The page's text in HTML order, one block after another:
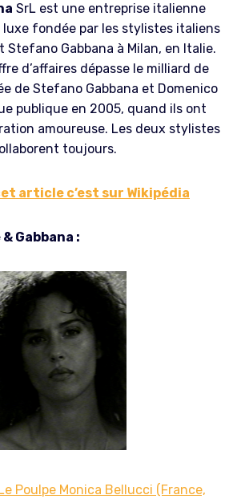
SrL est une entreprise italienne
luxe fondée par les stylistes italiens
Stefano Gabbana à Milan, en Italie.
d’affaires dépasse le milliard de
de Stefano Gabbana et Domenico
publique en 2005, quand ils ont
amoureuse. Les deux stylistes
toujours.
article c’est sur Wikipédia
Gabbana :
Poulpe Monica Bellucci (France,